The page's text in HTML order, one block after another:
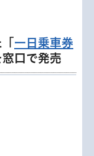
一日乗車券
窓口で発売